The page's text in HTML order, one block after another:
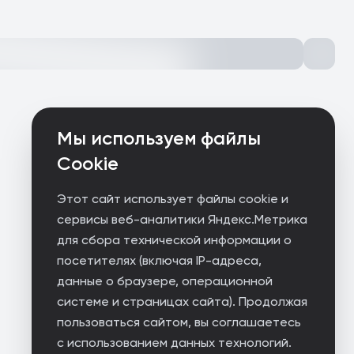
Мы используем файлы
Cookie
Этот сайт использует файлы cookie и
сервисы веб-аналитики Яндекс.Метрика
для сбора технической информации о
посетителях (включая IP-адреса,
данные о браузере, операционной
системе и страницах сайта). Продолжая
пользоваться сайтом, вы соглашаетесь
с использованием данных технологий.